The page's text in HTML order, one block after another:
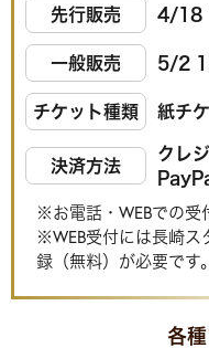
先行販売 4/18
一般販売 5/2
チケット種類 紙チ
決済方法
クレ
※お電話・WEBでの受
※WEB受付には長崎ス
録（無料）が必要です。
各